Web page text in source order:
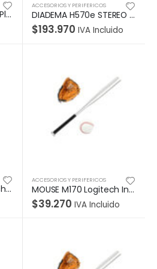
DIADEMA H111 Logitech Plug 3.5MM Compatible PC-Cell-Tablet Estéreo Micrófono Giratorio 180° Cable 2.35Metros Garantía 1Año-SILVER
ACCESORIOS Y PERIFERICOS
DIADEMA H570e STEREO Logitech Corporativo Biaural Alámbrico USB Compatible Win-Mac Micrófono Suspensión Ruido Cable Plano Con Controles Garantía 2Años-NEGRO
$193.970 IVA Incluido
DIADEMA H340 Logitech USB Compatible Win-Mac Estéreo Digital Micrófono Suspensión Ruido Cable 1.8Metros Garantía 2Años-NEGRO
ACCESORIOS Y PERIFERICOS
MOUSE M170 Logitech Inalámbrico Receptor USB Compatible Win-Mac Duración Batería Hasta 12 Meses Garantía 1Año-SILVER
$39.270 IVA Incluido